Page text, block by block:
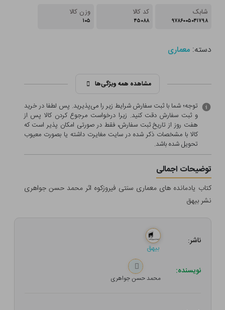
شابک
۹۷۸۶۰۰۵۰۴۱۷۹۸
کد کالا
۴۵۰۸۸
وزن کالا
۱۰۵
دسته:معماری
مشاهده همه ویژگی‌ها
توجه؛ شما با ثبت سفارش شرایط زیر را می‌پذیرید. پس لطفا در خرید
و ثبت سفارش دقت کنید. زیرا درخواست مرجوع کردن کالا پس از
هفت روز از تاریخ ثبت سفارش، فقط در صورتی امکان پذیر است که
کالا با مشخصات ذکر شده در سایت مغایرت داشته یا بصورت معيوب
تحویل شده باشد.
توضیحات اجمالی
کتاب یادمانده های معماری سنتی فیروزکوه اثر محمد حسن جواهری
نشر بیهق
ناشر:
بیهق
نویسنده:
محمد حسن جواهری